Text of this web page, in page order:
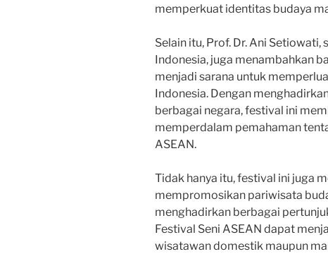
memperkuat identitas budaya
Selain itu, Prof. Dr. Ani
Indonesia, juga menambahkan
menjadi sarana untuk
Indonesia. Dengan
berbagai negara, festival ini
memperdalam pemahaman
ASEAN.
Tidak hanya itu, festival ini juga
mempromosikan pariwisata
menghadirkan berbagai
Festival Seni ASEAN dapat
wisatawan domestik maupun